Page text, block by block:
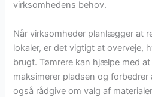
virksomhedens behov.
Når virksomheder planlægger at
lokaler, er det vigtigt at overveje,
brugt. Tømrere kan hjælpe med
maksimerer pladsen og forbedrer
også rådgive om valg af